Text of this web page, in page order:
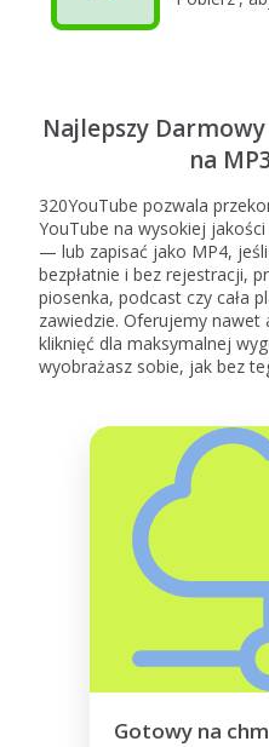
Najlepszy
na
320YouTube pozwala
YouTube na wysokiej
— lub zapisać jako MP4,
bezpłatnie i bez rejestracji,
piosenka, podcast czy cała
zawiedzie. Oferujemy
kliknięć dla maksymalnej
wyobrażasz sobie, jak bez
Gotowy na